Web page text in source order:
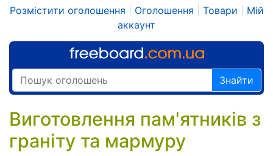
Розмістити оголошення Оголошення Товари
Мій
аккаунт
Знайти
Виготовлення пам'ятників з
граніту та мармуру